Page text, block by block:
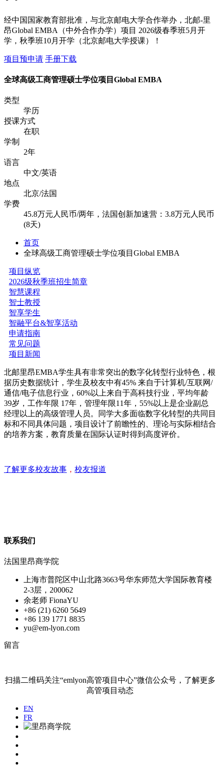
经中国国家教育部批准，与北京邮电大学合作举办，北邮-里
昂Global EMBA（中外合作办学）项目 2026级春季班5月开
学，秋季班10月开学（北京邮电大学授课）！
项目预申请 手册下载
全球高级工商管理硕士学位项目Global EMBA
类型
学历
授课方式
在职
学制
2年
语言
中文/英语
地点
北京/法国
学费
45.8万元人民币/两年，法国创新加速营：3.8万元人民币
(8天)
首页
全球高级工商管理硕士学位项目Global EMBA
项目纵览
2026级秋季班招生简章
智慧课程
智士教授
智享学生
智融平台&智享活动
申请指南
常见问题
项目新闻
北邮里昂EMBA学生具有非常突出的数字化转型行业特色，根
据历史数据统计，学生及校友中有45% 来自于计算机/互联网/
通信/电子信息行业，60%以上来自于高科技行业，平均年龄
39岁，工作年限 17年，管理年限11年，55%以上是企业副总
经理以上的高级管理人员。同学大多面临数字化转型的共同目
标和不同具体问题，项目设计了前瞻性的、理论与实际相结合
的培养方案，教育质量在国际认证时得到高度评价。
了解更多校友故事 ， 校友报道
联系我们
法国里昂商学院
上海市普陀区中山北路3663号华东师范大学国际教育楼
2-3层，200062
余老师 FionaYU
+86 (21) 6260 5649
+86 139 1771 8835
yu@em-lyon.com
留言
扫描二维码关注“emlyon高管项目中心”微信公众号，了解更多
高管项目动态
EN
FR